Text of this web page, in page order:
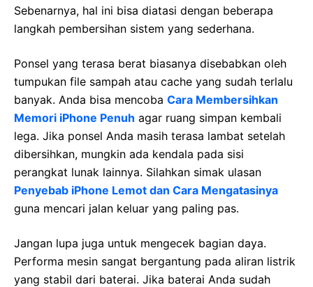
Sebenarnya, hal ini bisa diatasi dengan beberapa
langkah pembersihan sistem yang sederhana.
Ponsel yang terasa berat biasanya disebabkan oleh
tumpukan file sampah atau cache yang sudah terlalu
banyak. Anda bisa mencoba Cara Membersihkan
Memori iPhone Penuh agar ruang simpan kembali
lega. Jika ponsel Anda masih terasa lambat setelah
dibersihkan, mungkin ada kendala pada sisi
perangkat lunak lainnya. Silahkan simak ulasan
Penyebab iPhone Lemot dan Cara Mengatasinya
guna mencari jalan keluar yang paling pas.
Jangan lupa juga untuk mengecek bagian daya.
Performa mesin sangat bergantung pada aliran listrik
yang stabil dari baterai. Jika baterai Anda sudah